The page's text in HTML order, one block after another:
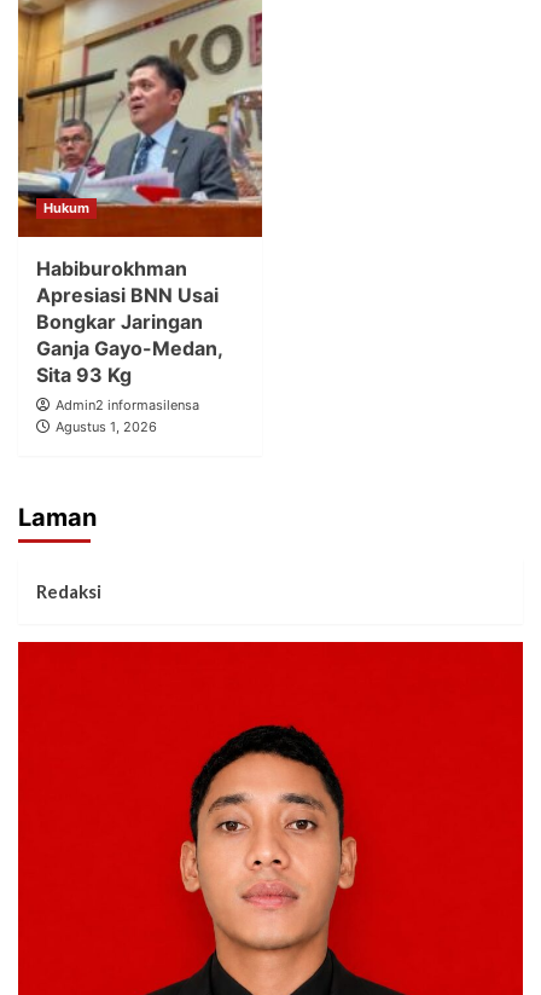
Hukum
Habiburokhman
Apresiasi BNN Usai
Bongkar Jaringan
Ganja Gayo-Medan,
Sita 93 Kg
Admin2 informasilensa
Agustus 1, 2026
Laman
Redaksi